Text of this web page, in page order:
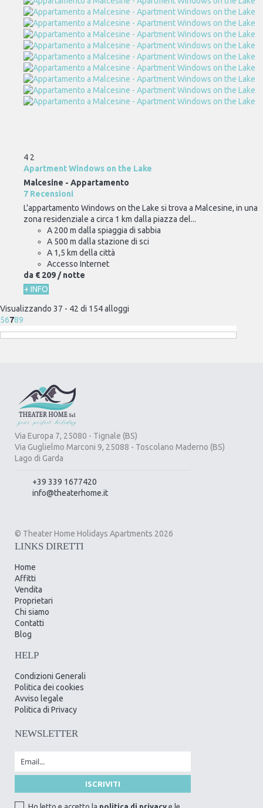
4 2
Apartment Windows on the Lake
Malcesine - Appartamento
7 Recensioni
L'appartamento Windows on the Lake si trova a Malcesine, in una
zona residenziale a circa 1 km dalla piazza del...
A 200 m dalla spiaggia di sabbia
A 500 m dalla stazione di sci
A 1,5 km della città
Accesso Internet
da € 209 / notte
+ INFO
Visualizzando 37 - 42 di 154 alloggi
56789
Via Europa 7, 25080 - Tignale (BS)
Via Guglielmo Marconi 9, 25088 - Toscolano Maderno (BS)
Lago di Garda
+39 339 1677420
info@theaterhome.it
© Theater Home Holidays Apartments 2026
LINKS DIRETTI
Home
Affitti
Vendita
Proprietari
Chi siamo
Contatti
Blog
HELP
Condizioni Generali
Politica dei cookies
Avviso legale
Politica di Privacy
NEWSLETTER
Ho letto e accetto la politica di privacye le